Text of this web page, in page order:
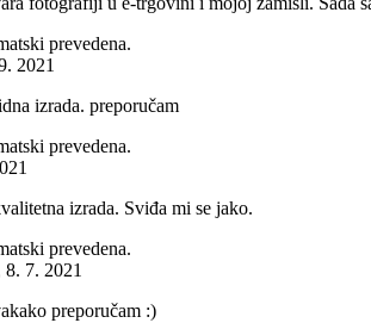
prevedena.
2021
izrada. preporučam
prevedena.
izrada. Sviđa mi se jako.
prevedena.
8. 7. 2021
preporučam :)